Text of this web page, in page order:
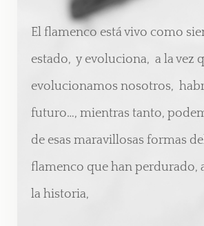
El flamenco está vivo como
estado, y evoluciona, a la vez
evolucionamos nosotros,
futuro…, mientras tanto,
de esas maravillosas formas
flamenco que han perdurado,
la historia,